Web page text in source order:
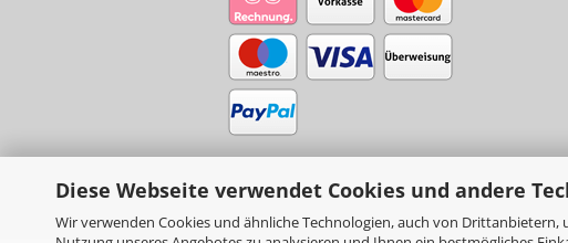
Diese Webseite verwendet Cookies und andere
Wir verwenden Cookies und ähnliche Technologien, auch von